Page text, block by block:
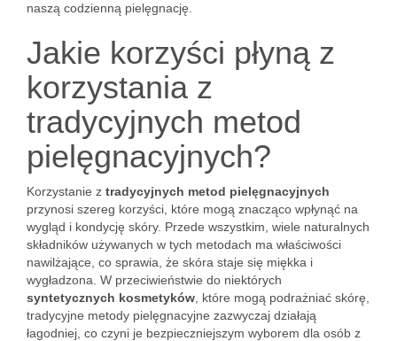
naszą codzienną pielęgnację.
Jakie korzyści płyną z
korzystania z
tradycyjnych metod
pielęgnacyjnych?
Korzystanie z tradycyjnych metod pielęgnacyjnych
przynosi szereg korzyści, które mogą znacząco wpłynąć na
wygląd i kondycję skóry. Przede wszystkim, wiele naturalnych
składników używanych w tych metodach ma właściwości
nawilżające, co sprawia, że skóra staje się miękka i
wygładzona. W przeciwieństwie do niektórych
syntetycznych kosmetyków , które mogą podrażniać skórę,
tradycyjne metody pielęgnacyjne zazwyczaj działają
łagodniej, co czyni je bezpieczniejszym wyborem dla osób z